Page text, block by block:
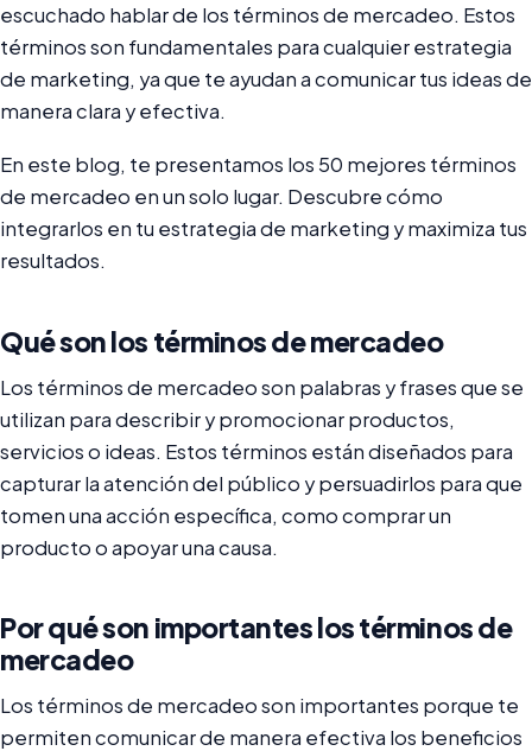
escuchado hablar de los términos de mercadeo. Estos
términos son fundamentales para cualquier estrategia
de marketing, ya que te ayudan a comunicar tus ideas de
manera clara y efectiva.
En este blog, te presentamos los 50 mejores términos
de mercadeo en un solo lugar. Descubre cómo
integrarlos en tu estrategia de marketing y maximiza tus
resultados.
Qué son los términos de mercadeo
Los términos de mercadeo son palabras y frases que se
utilizan para describir y promocionar productos,
servicios o ideas. Estos términos están diseñados para
capturar la atención del público y persuadirlos para que
tomen una acción específica, como comprar un
producto o apoyar una causa.
Por qué son importantes los términos de
mercadeo
Los términos de mercadeo son importantes porque te
permiten comunicar de manera efectiva los beneficios